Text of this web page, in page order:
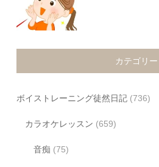
カテゴリー
ボイストレーニング徒然日記 (736)
カラオケレッスン (659)
音痴 (75)